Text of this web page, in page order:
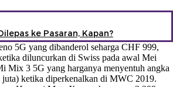
ke Pasaran, Kapan?
5G yang dibanderol seharga CHF 999,
diluncurkan di Swiss pada awal Mei
Mix 3 5G yang harganya menyentuh angka
juta) ketika diperkenalkan di MWC 2019.